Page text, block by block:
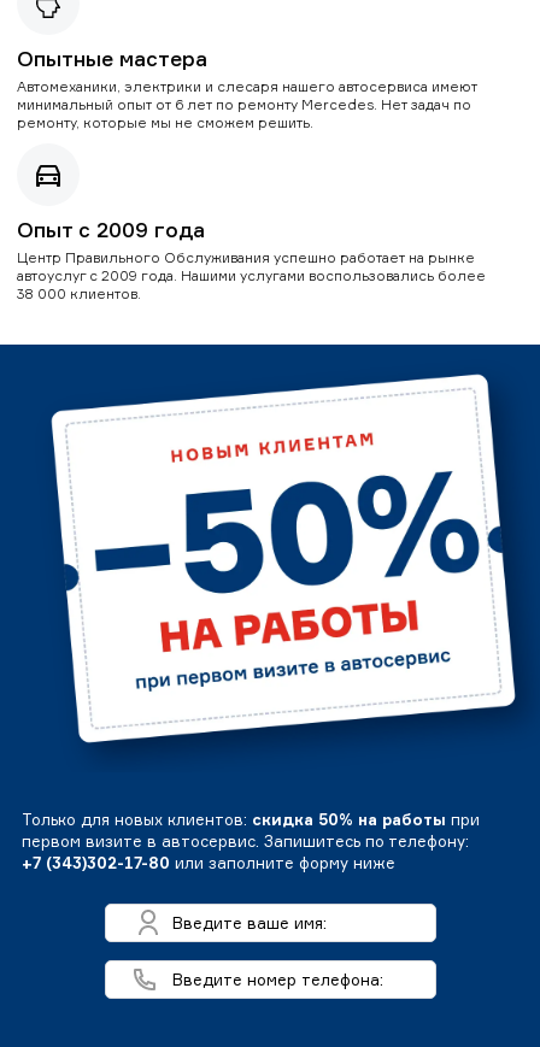
Опытные мастера
Автомеханики, электрики и слесаря нашего автосервиса имеют
минимальный опыт от 6 лет по ремонту Mercedes. Нет задач по
ремонту, которые мы не сможем решить.
Опыт с 2009 года
Центр Правильного Обслуживания успешно работает на рынке
автоуслуг с 2009 года. Нашими услугами воспользовались более
38 000 клиентов.
Только для новых клиентов: скидка 50% на работы при
первом визите в автосервис. Запишитесь по телефону:
+7 (343)302-17-80 или заполните форму ниже